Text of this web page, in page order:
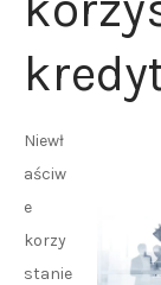
Niewł
aściw
e
korzy
stanie